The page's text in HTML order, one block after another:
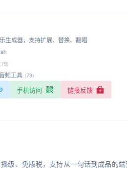
生成器，支持扩展、替换、翻唱
(79)
频工具 (79)
手机访问 链接反馈
级、免版税，支持从一句话到成品的